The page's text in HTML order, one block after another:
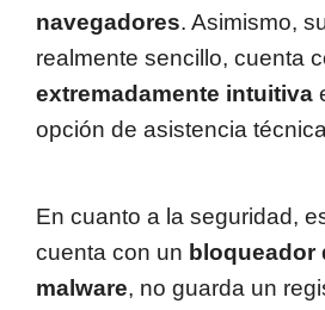
navegadores. Asimismo,
realmente sencillo, cuenta
extremadamente intuitiva
opción de asistencia
En cuanto a la seguridad,
cuenta con un bloqueador
malware, no guarda un